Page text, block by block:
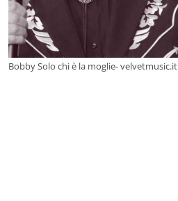
Bobby Solo chi è la moglie- velvetmusic.it